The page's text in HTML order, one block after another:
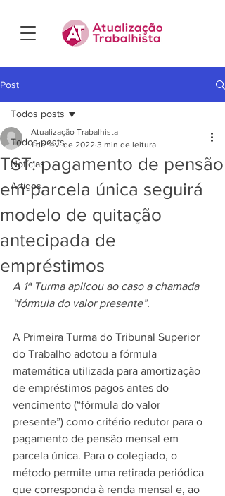
Post
Todos posts
Notícias
Artigos
Todos posts
TST: pagamento de pensão
em parcela única seguirá
modelo de quitação
antecipada de
empréstimos
Atualização Trabalhista
1 de fev. de 2022 3 min de leitura
A 1ª Turma aplicou ao caso a chamada
“fórmula do valor presente”.
A Primeira Turma do Tribunal Superior
do Trabalho adotou a fórmula
matemática utilizada para amortização
de empréstimos pagos antes do
vencimento (“fórmula do valor
presente”) como critério redutor para o
pagamento de pensão mensal em
parcela única. Para o colegiado, o
método permite uma retirada periódica
que corresponda à renda mensal e, ao